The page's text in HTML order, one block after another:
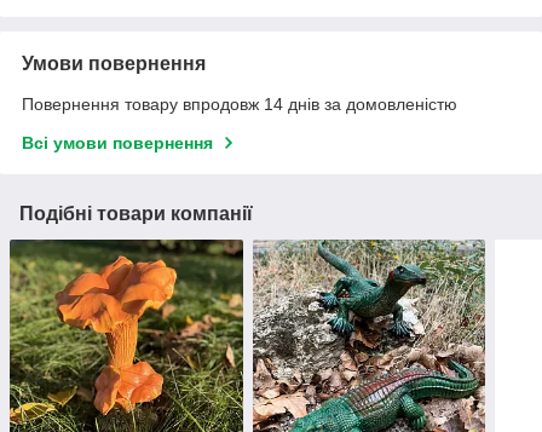
Умови повернення
Повернення товару впродовж 14 днів за домовленістю
Всі умови повернення
Подібні товари компанії